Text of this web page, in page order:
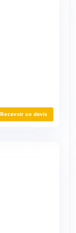
Recevoir un devis